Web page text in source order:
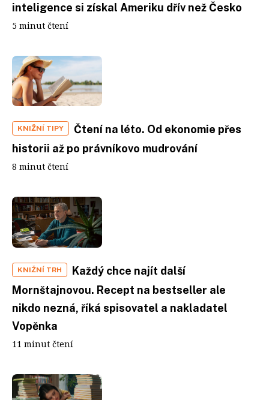
inteligence si získal Ameriku dřív než Česko
5 minut čtení
KNIŽNÍ TIPY
Čtení na léto. Od ekonomie přes
historii až po právníkovo mudrování
8 minut čtení
KNIŽNÍ TRH
Každý chce najít další
Mornštajnovou. Recept na bestseller ale
nikdo nezná, říká spisovatel a nakladatel
Vopěnka
11 minut čtení